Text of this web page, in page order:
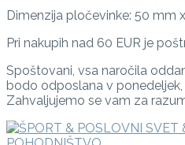
Dimenzija pločevinke: 50 mm
Pri nakupih nad 60 EUR je
Spoštovani, vsa naročila
bodo odposlana v ponedeljek,
Zahvaljujemo se vam za